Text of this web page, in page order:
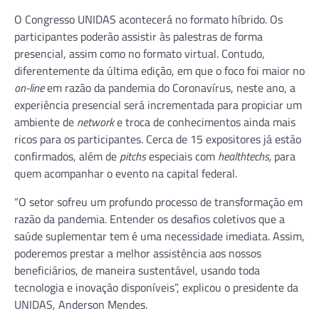
O Congresso UNIDAS acontecerá no formato híbrido. Os
participantes poderão assistir às palestras de forma
presencial, assim como no formato virtual. Contudo,
diferentemente da última edição, em que o foco foi maior no
on-lineem razão da pandemia do Coronavírus, neste ano, a
experiência presencial será incrementada para propiciar um
ambiente de networke troca de conhecimentos ainda mais
ricos para os participantes. Cerca de 15 expositores já estão
confirmados, além de pitchsespeciais com healthtechs, para
quem acompanhar o evento na capital federal.
“O setor sofreu um profundo processo de transformação em
razão da pandemia. Entender os desafios coletivos que a
saúde suplementar tem é uma necessidade imediata. Assim,
poderemos prestar a melhor assistência aos nossos
beneficiários, de maneira sustentável, usando toda
tecnologia e inovação disponíveis”, explicou o presidente da
UNIDAS, Anderson Mendes.